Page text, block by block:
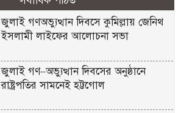
জুলাই গণঅভ্যুত্থান দিবসে কুমিল্লায় জেনিথ
ইসলামী লাইফের আলোচনা সভা
জুলাই গণ–অভ্যুত্থান দিবসের অনুষ্ঠানে
রাষ্ট্রপতির সামনেই হট্টগোল